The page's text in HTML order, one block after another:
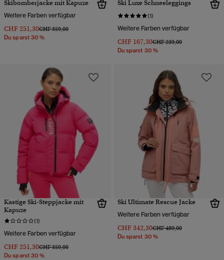
Skibomberjacke mit Kapuze
Weitere Farben verfügbar
CHF 251,30Preis wurde reduziert von
CHF 359,00bis
Du sparst 30 %
Ski Luxe Schneeleggings
(1)
Weitere Farben verfügbar
CHF 167,30Preis wurde reduziert von
CHF 239,00bis
Du sparst 30 %
Kastige Ski-Steppjacke mit
Kapuze
(1)
Weitere Farben verfügbar
CHF 251,30Preis wurde reduziert von
CHF 359,00bis
Du sparst 30 %
Ski Ultimate Rescue Jacke
Weitere Farben verfügbar
CHF 342,30Preis wurde reduziert von
CHF 489,00bis
Du sparst 30 %